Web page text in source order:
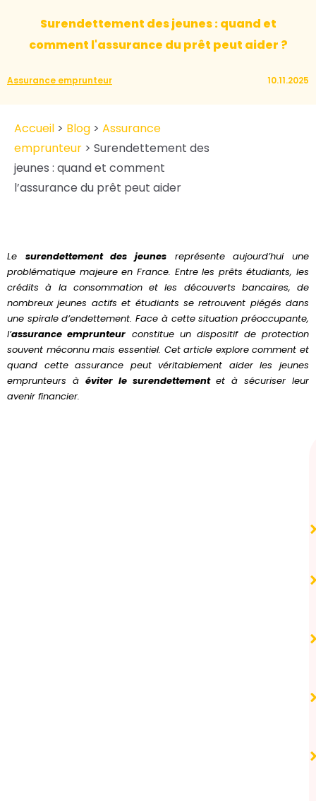
Surendettement des jeunes : quand et
comment l'assurance du prêt peut aider ?
Assurance emprunteur 10.11.2025
Accueil > Blog > Assurance
emprunteur > Surendettement des
jeunes : quand et comment
l’assurance du prêt peut aider
Le surendettement des jeunes représente aujourd’hui une
problématique majeure en France. Entre les prêts étudiants, les
crédits à la consommation et les découverts bancaires, de
nombreux jeunes actifs et étudiants se retrouvent piégés dans
une spirale d’endettement. Face à cette situation préoccupante,
l’assurance emprunteur constitue un dispositif de protection
souvent méconnu mais essentiel. Cet article explore comment et
quand cette assurance peut véritablement aider les jeunes
emprunteurs à éviter le surendettementet à sécuriser leur
avenir financier.